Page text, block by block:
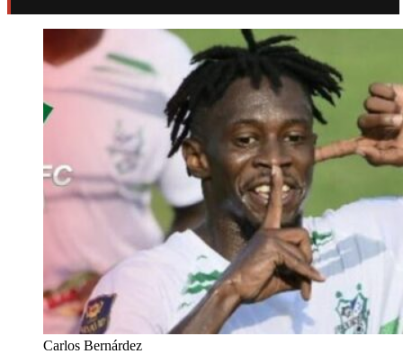
Carlos Bernárdez